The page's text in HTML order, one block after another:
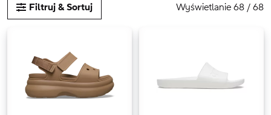
Filtruj & Sortuj Wyświetlanie 68 / 68